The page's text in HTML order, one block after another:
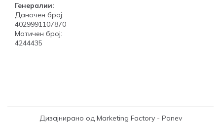
Генералии:
Даночен број:
4029991107870
Матичен број:
4244435
Дизајнирано од Marketing Factory - Panev